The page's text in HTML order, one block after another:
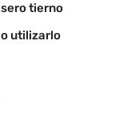
tierno
utilizarlo